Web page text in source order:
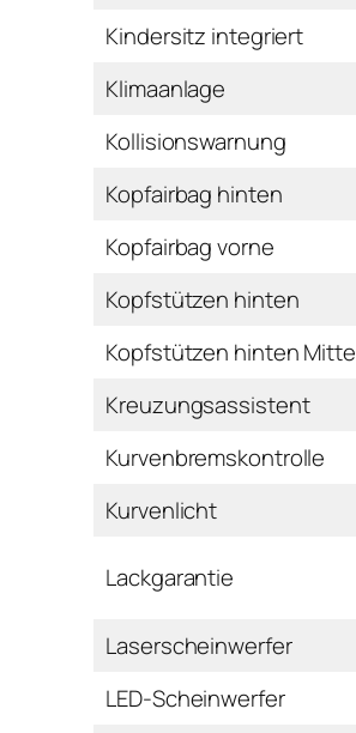
Kindersitz integriert
Klimaanlage
Kollisionswarnung
Kopfairbag hinten
Kopfairbag vorne
Kopfstützen hinten
Kopfstützen hinten Mitte
Kreuzungsassistent
Kurvenbremskontrolle
Kurvenlicht
Lackgarantie
Laserscheinwerfer
LED-Scheinwerfer